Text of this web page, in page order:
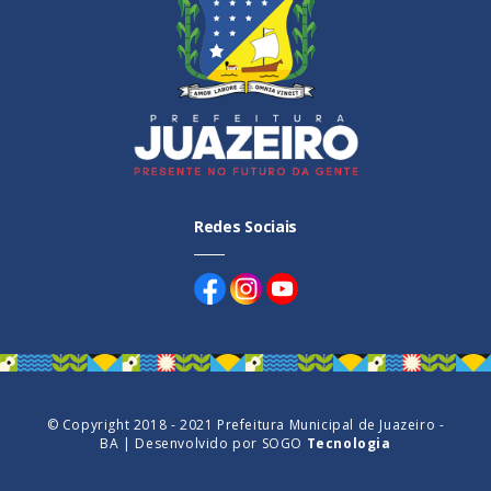
Redes Sociais
© Copyright 2018 - 2021 Prefeitura Municipal de Juazeiro -
BA | Desenvolvido por SOGO Tecnologia